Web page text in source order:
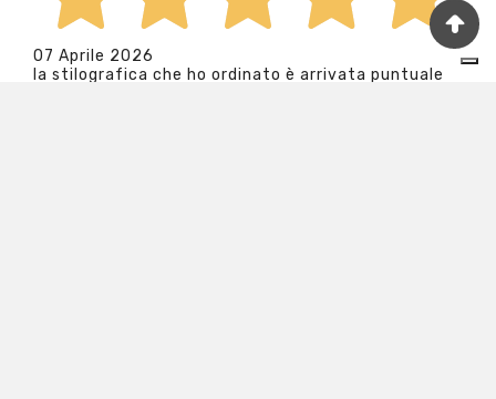
07 Aprile 2026
la stilografica che ho ordinato è arrivata puntuale